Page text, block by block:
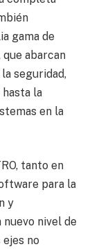
gama de
abarcan
seguridad,
la
en la
tanto en
para la
y
nivel de
no